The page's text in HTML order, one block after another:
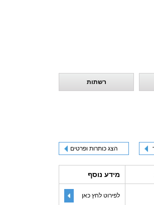
רשתות
הצג כותרות ופרטים
מידע נוסף
לפירוט לחץ כאן